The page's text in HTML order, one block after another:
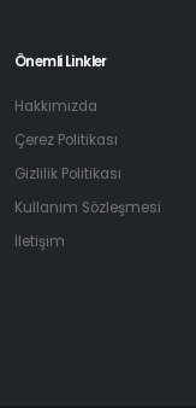
Önemli Linkler
Hakkımızda
Çerez Politikası
Gizlilik Politikası
Kullanım Sözleşmesi
İletişim